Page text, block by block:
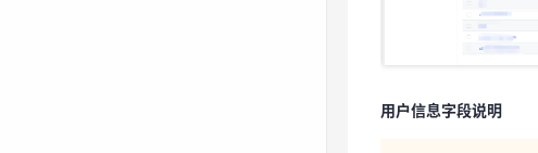
用户信息字段说明
注意
用户信息字段说明